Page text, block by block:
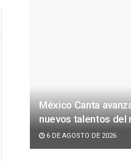
México Canta
nuevos talentos del
6 DE AGOSTO DE 2026